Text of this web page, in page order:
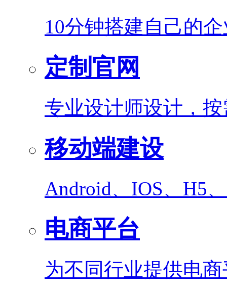
10分钟搭建自己的
定制官网
专业设计师设计，
移动端建设
Android、IOS、H5
电商平台
为不同行业提供电